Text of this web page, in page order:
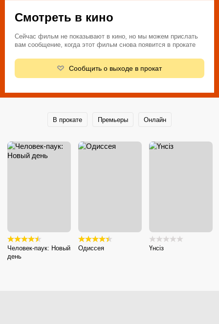
Смотреть в кино
Сейчас фильм не показывают в кино, но мы можем прислать
вам сообщение, когда этот фильм снова появится в прокате
Сообщить о выходе в прокат
В прокате Премьеры Онлайн
Человек-паук: Новый
день
Одиссея Үнсіз